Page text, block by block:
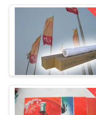
NOUS
VISITE
D'USINE
Machine
tissu